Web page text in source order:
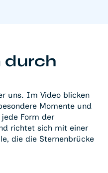
durch
uns. Im Video blicken
Momente und
Form der
richtet sich mit einer
die die Sternenbrücke